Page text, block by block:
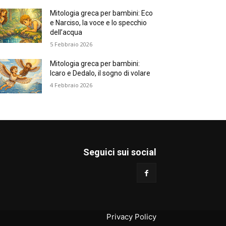
Mitologia greca per bambini: Eco
e Narciso, la voce e lo specchio
dell’acqua
5 Febbraio 2026
Mitologia greca per bambini:
Icaro e Dedalo, il sogno di volare
4 Febbraio 2026
Seguici sui social
Privacy Policy